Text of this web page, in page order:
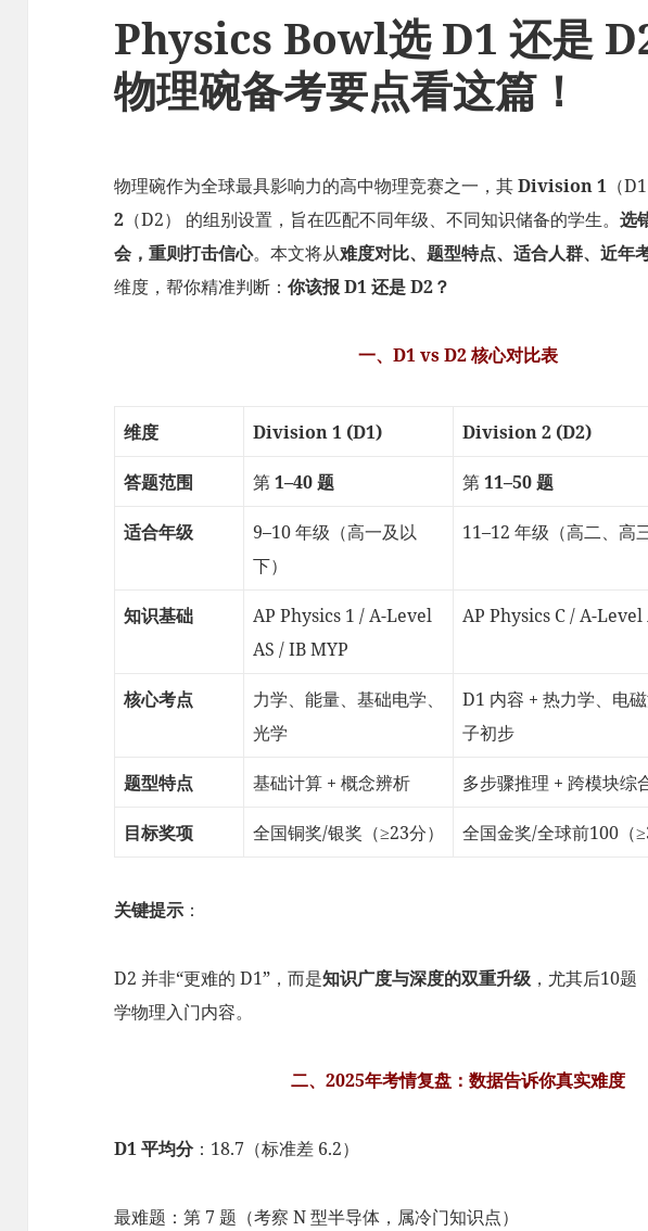
Physics Bowl选 D1 还是
物理碗备考要点看这篇！
物理碗作为全球最具影响力的高中物理竞赛之一，其Division 1 （
2 （D2） 的组别设置，旨在匹配不同年级、不同知识储备的学生。选
会，重则打击信心。本文将从难度对比、题型特点、适合人群、近年
维度，帮你精准判断：你该报 D1 还是 D2？
一、D1 vs D2 核心对比表
维度 Division 1 (D1) Division 2 (D2)
答题范围 第1–40 题 第11–50 题
适合年级
9–10 年级（高一及以
下）
11–12 年级（高二、高三
知识基础
AP Physics 1 / A-Level
AS / IB MYP
AP Physics C / A-Level
核心考点
力学、能量、基础电学、
光学
D1 内容 + 热力学、电
子初步
题型特点 基础计算 + 概念辨析 多步骤推理 + 跨模块综
目标奖项 全国铜奖/银奖（≥23分） 全国金奖/全球前100（
关键提示 ：
D2 并非“更难的 D1”，而是知识广度与深度的双重升级 ，尤其后10题
学物理入门内容。
二、2025年考情复盘：数据告诉你真实难度
D1 平均分：18.7（标准差 6.2）
最难题：第 7 题（考察 N 型半导体，属冷门知识点）